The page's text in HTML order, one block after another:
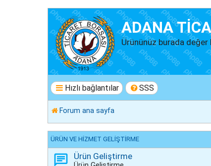
ADANA
Ürününüz burada değer
Hızlı bağlantılar SSS
Forum ana sayfa
ÜRÜN VE HİZMET GELİŞTİRME
Ürün Geliştirme